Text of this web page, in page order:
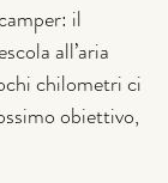
il
all’aria
chilometri ci
obiettivo,